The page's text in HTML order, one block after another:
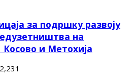
за подршку развоју
на
и Метохија
2,231